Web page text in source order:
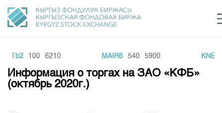
Финансовый рынок KG login Рус Кыр
100 6210 MAIR6 540 5900 KNEF3
Информация о торгах на ЗАО «КФБ»
(октябрь 2020г.)